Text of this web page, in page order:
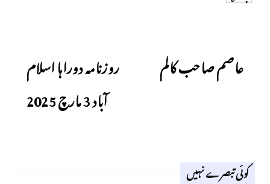
عاصم صاحب کالم
روزنامہ دوراہا اسلام
آباد 3 مارچ 2025
کوئی تبصرے نہیں